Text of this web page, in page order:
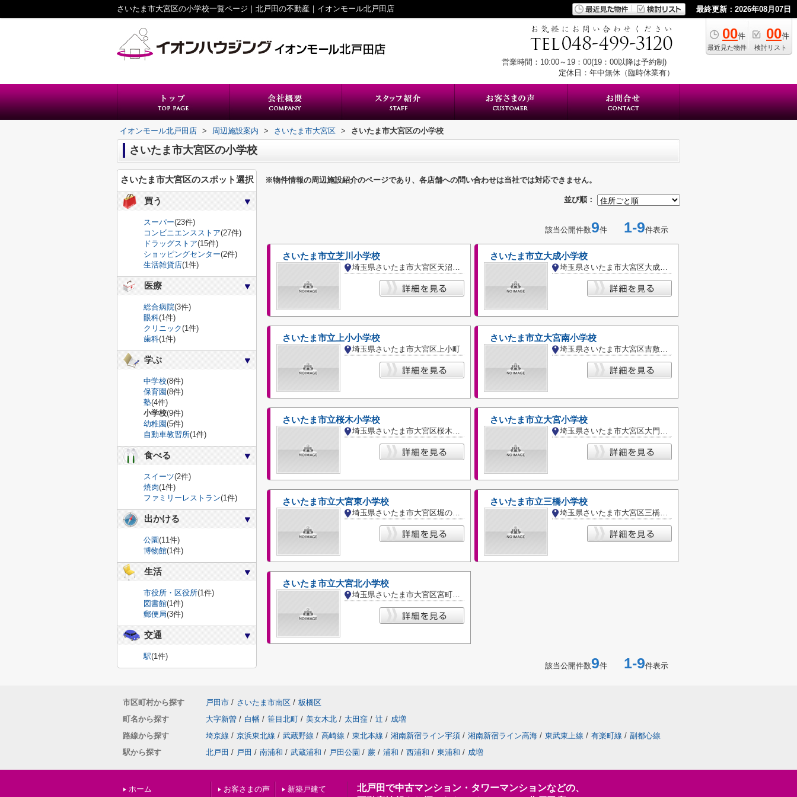
さいたま市大宮区の小学校一覧ページ｜北戸田の不動産｜イオンモール北戸田店 最終更新：2026年08月07日
00件
最近見た物件
00件
検討リスト
営業時間：10:00～19：00(19：00以降は予約制)
定休日：年中無休（臨時休業有）
イオンモール北戸田店 > 周辺施設案内 > さいたま市大宮区 > さいたま市大宮区の小学校
さいたま市大宮区の小学校
※物件情報の周辺施設紹介のページであり、各店舗への問い合わせは当社では対応できません。
並び順：
該当公開件数9件 1-9件表示
さいたま市立芝川小学校
埼玉県さいたま市大宮区天沼町２丁目
さいたま市立大成小学校
埼玉県さいたま市大宮区大成町２丁目
さいたま市立上小小学校
埼玉県さいたま市大宮区上小町
さいたま市立大宮南小学校
埼玉県さいたま市大宮区吉敷町３丁目
さいたま市立桜木小学校
埼玉県さいたま市大宮区桜木町４丁目
さいたま市立大宮小学校
埼玉県さいたま市大宮区大門町３丁目
さいたま市立大宮東小学校
埼玉県さいたま市大宮区堀の内町３丁目
さいたま市立三橋小学校
埼玉県さいたま市大宮区三橋２丁目
さいたま市立大宮北小学校
埼玉県さいたま市大宮区宮町３丁目
該当公開件数9件 1-9件表示
さいたま市大宮区のスポット選択
買う
スーパー(23件)
コンビニエンスストア(27件)
ドラッグストア(15件)
ショッピングセンター(2件)
生活雑貨店(1件)
医療
総合病院(3件)
眼科(1件)
クリニック(1件)
歯科(1件)
学ぶ
中学校(8件)
保育園(8件)
塾(4件)
小学校(9件)
幼稚園(5件)
自動車教習所(1件)
食べる
スイーツ(2件)
焼肉(1件)
ファミリーレストラン(1件)
出かける
公園(11件)
博物館(1件)
生活
市役所・区役所(1件)
図書館(1件)
郵便局(3件)
交通
駅(1件)
市区町村から探す 戸田市 / さいたま市南区 / 板橋区
町名から探す
大字新曽 / 白幡 / 笹目北町 / 美女木北 / 太田窪 / 辻 / 成増
路線から探す
埼京線 / 京浜東北線 / 武蔵野線 / 高崎線 / 東北本線 / 湘南新宿ライン宇須 / 湘南新宿ライン高海 / 東武東上線 / 有楽町線 / 副都心線
駅から探す
北戸田 / 戸田 / 南浦和 / 武蔵浦和 / 戸田公園 / 蕨 / 浦和 / 西浦和 / 東浦和 / 成増
ホーム お客さまの声 新築戸建て
北戸田で中古マンション・タワーマンションなどの、